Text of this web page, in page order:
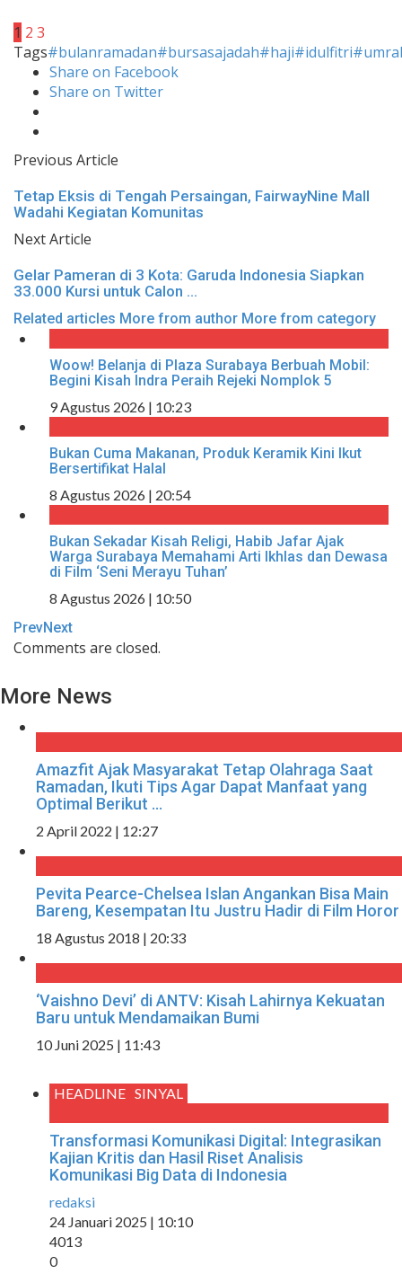
1 2 3
Tags#bulanramadan#bursasajadah#haji#idulfitri
Share on Facebook
Share on Twitter
Previous Article
Tetap Eksis di Tengah Persaingan, FairwayNine Mall
Wadahi Kegiatan Komunitas
Next Article
Gelar Pameran di 3 Kota: Garuda Indonesia Siapkan
33.000 Kursi untuk Calon ...
Related articles More from author More from category
Woow! Belanja di Plaza Surabaya Berbuah Mobil:
Begini Kisah Indra Peraih Rejeki Nomplok 5
9 Agustus 2026 | 10:23
Bukan Cuma Makanan, Produk Keramik Kini Ikut
Bersertifikat Halal
8 Agustus 2026 | 20:54
Bukan Sekadar Kisah Religi, Habib Jafar Ajak
Warga Surabaya Memahami Arti Ikhlas dan Dewasa
di Film ‘Seni Merayu Tuhan’
8 Agustus 2026 | 10:50
PrevNext
Comments are closed.
More News
Amazfit Ajak Masyarakat Tetap Olahraga Saat
Ramadan, Ikuti Tips Agar Dapat Manfaat yang
Optimal Berikut ...
2 April 2022 | 12:27
Pevita Pearce-Chelsea Islan Angankan Bisa Main
Bareng, Kesempatan Itu Justru Hadir di Film Horor
18 Agustus 2018 | 20:33
‘Vaishno Devi’ di ANTV: Kisah Lahirnya Kekuatan
Baru untuk Mendamaikan Bumi
10 Juni 2025 | 11:43
HEADLINE SINYAL
Transformasi Komunikasi Digital: Integrasikan
Kajian Kritis dan Hasil Riset Analisis
Komunikasi Big Data di Indonesia
redaksi
24 Januari 2025 | 10:10
4013
0